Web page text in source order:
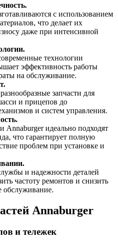
с использованием
что делает их
даже при интенсивной
технологии
эффективность работы
на обслуживание.
запчасти для
и прицепов до
и систем управления.
Annaburger идеально подходят
что гарантирует полную
проблем при установке и
и надежности деталей
частоту ремонтов и снизить
обслуживание.
Annaburger
и тележек